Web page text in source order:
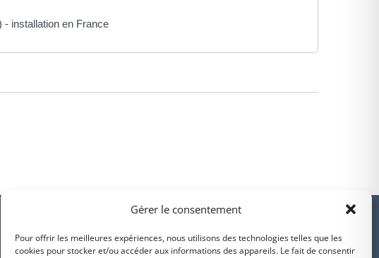
Gérer le consentement
Pour offrir les meilleures expériences, nous utilisons des technologies telles que les
cookies pour stocker et/ou accéder aux informations des appareils. Le fait de consentir
installation en France
PARTENAIRES